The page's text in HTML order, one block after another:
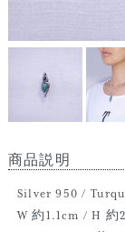
商品説明
Silver 950 /
W 約1.1cm / H 約